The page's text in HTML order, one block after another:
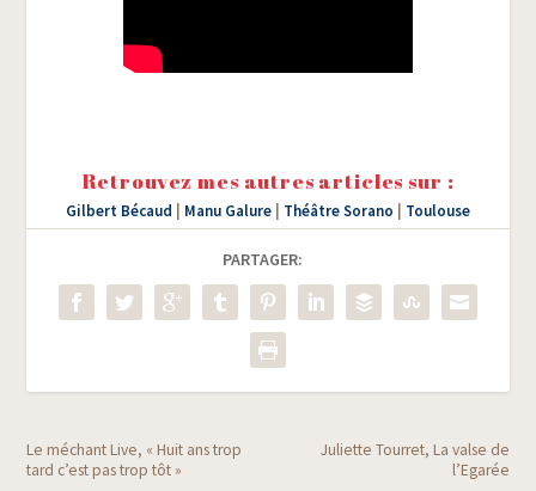
Retrouvez mes autres articles sur :
Gilbert Bécaud Manu Galure Théâtre Sorano Toulouse
PARTAGER:
Le méchant Live, « Huit ans trop
tard c’est pas trop tôt »
Juliette Tourret, La valse de
l’Egarée